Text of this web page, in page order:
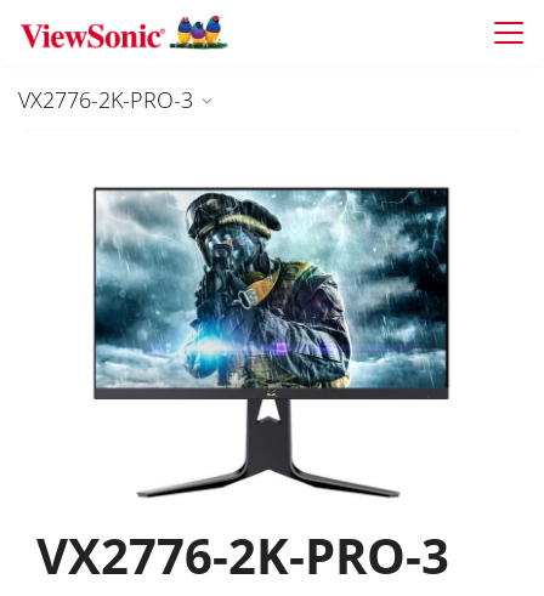
Skip to main content
VX2776-2K-PRO-3
VX2776-2K-PRO-3